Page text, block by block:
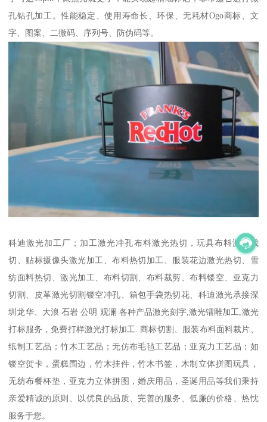
孔钻孔加工。性能稳定、使用寿命长、环保、无耗材Ogo商标、文
字、图案、二微码、序列号、防伪码等。
科迪激光加工厂；加工激光冲孔布料激光热切，玩具布料激光裁
切、贴标摄像头激光加工、布料热切加工、服装花边激光热切、雪
纺面料热切、激光加工、布料切割、布料裁剪、布料镂空、亚克力
切割、皮革激光切割镂空冲孔、箱包手袋热切花、科迪激光承接深
圳龙华、大浪 石岩 公明 观澜 各种产品激光刻字,激光镭雕加工,激光
打标服务，免费打样激光打标加工. 商标切割、服装布料面料裁片、
纸制工艺品；竹木工艺品；无仿布毛毡工艺品；亚克力工艺品；如
镂空贺卡，蛋糕围边，竹木挂件，竹木书签，木制立体拼图玩具，
无纺布餐杯垫，亚克力立体拼图，婚庆用品，圣诞用品等我们秉持
亲爱精诚的原则、以优良的品质、完善的服务、低廉的价格、热忱
服务于您。